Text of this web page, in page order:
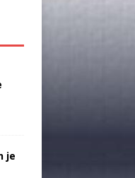
je